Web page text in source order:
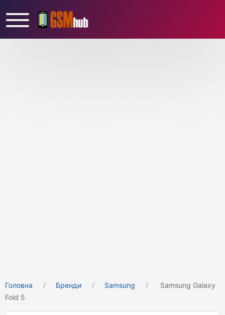
Головна Бренди Samsung
Samsung Galaxy
Fold 5